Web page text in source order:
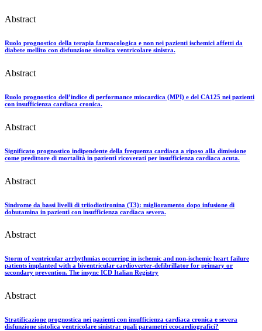
Abstract
Ruolo prognostico della terapia farmacologica e non nei pazienti ischemici affetti da
diabete mellito con disfunzione sistolica ventricolare sinistra.
Abstract
Ruolo prognostico dell’indice di performance miocardica (MPI) e del CA125 nei pazienti
con insufficienza cardiaca cronica.
Abstract
Significato prognostico indipendente della frequenza cardiaca a riposo alla dimissione
come predittore di mortalità in pazienti ricoverati per insufficienza cardiaca acuta.
Abstract
Sindrome da bassi livelli di triiodiotironina (T3): miglioramento dopo infusione di
dobutamina in pazienti con insufficienza cardiaca severa.
Abstract
Storm of ventricular arrhythmias occurring in ischemic and non-ischemic heart failure
patients implanted with a biventricular cardioverter-defibrillator for primary or
secondary prevention. The insync ICD Italian Registry
Abstract
Stratificazione prognostica nei pazienti con insufficienza cardiaca cronica e severa
disfunzione sistolica ventricolare sinistra: quali parametri ecocardiografici?